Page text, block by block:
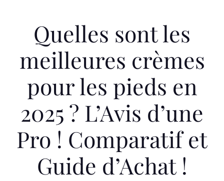
Quelles sont les
meilleures crèmes
pour les pieds en
2025 ? L’Avis d’une
Pro ! Comparatif et
Guide d’Achat !